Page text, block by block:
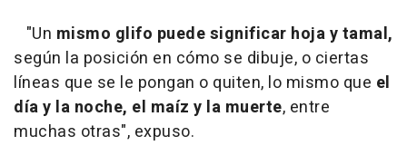
"Un mismo glifo puede significar hoja y tamal,
según la posición en cómo se dibuje, o ciertas
líneas que se le pongan o quiten, lo mismo que el
día y la noche, el maíz y la muerte, entre
muchas otras", expuso.